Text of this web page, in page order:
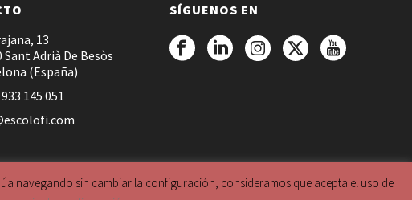
13
Sant Adrià De Besòs
(España)
145 051
SÍGUENOS EN
navegando sin cambiar la configuración, consideramos que acepta el uso de